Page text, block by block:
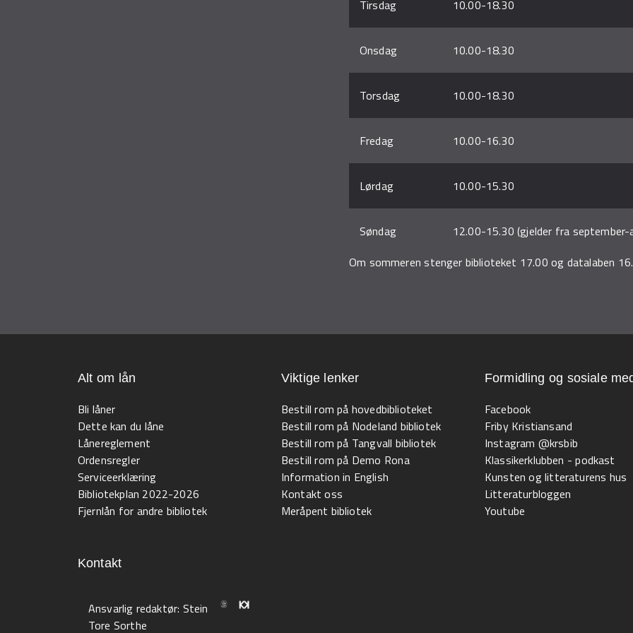
Tirsdag 10.00-18.30
Onsdag 10.00-18.30
Torsdag 10.00-18.30
Fredag 10.00-16.30
Lørdag 10.00-15.30
Søndag
12.00-15.30 (gjelder fra september-
Om sommeren stenger biblioteket 17.00 og datalaben
Alt om lån
Bli låner
Dette kan du låne
Lånereglement
Ordensregler
Serviceerklæring
Bibliotekplan 2022-2026
Fjernlån for andre bibliotek
Viktige lenker
Bestill rom på hovedbiblioteket
Bestill rom på Nodeland bibliotek
Bestill rom på Tangvall bibliotek
Bestill rom på Demo Rona
Information in English
Kontakt oss
Meråpent bibliotek
Formidling og sosiale
Facebook
Friby Kristiansand
Instagram @krsbib
Klassikerklubben - podkast
Kunsten og litteraturens hus
Litteraturbloggen
Youtube
Kontakt
Ansvarlig redaktør: Stein
Tore Sorthe